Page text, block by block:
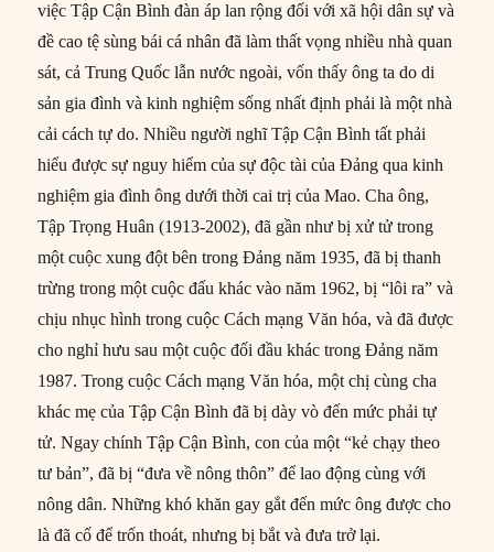
việc Tập Cận Bình đàn áp lan rộng đối với xã hội dân sự và
đề cao tệ sùng bái cá nhân đã làm thất vọng nhiều nhà quan
sát, cả Trung Quốc lẫn nước ngoài, vốn thấy ông ta do di
sản gia đình và kinh nghiệm sống nhất định phải là một nhà
cải cách tự do. Nhiều người nghĩ Tập Cận Bình tất phải
hiểu được sự nguy hiểm của sự độc tài của Đảng qua kinh
nghiệm gia đình ông dưới thời cai trị của Mao. Cha ông,
Tập Trọng Huân (1913-2002), đã gần như bị xử tử trong
một cuộc xung đột bên trong Đảng năm 1935, đã bị thanh
trừng trong một cuộc đấu khác vào năm 1962, bị “lôi ra” và
chịu nhục hình trong cuộc Cách mạng Văn hóa, và đã được
cho nghỉ hưu sau một cuộc đối đầu khác trong Đảng năm
1987. Trong cuộc Cách mạng Văn hóa, một chị cùng cha
khác mẹ của Tập Cận Bình đã bị dày vò đến mức phải tự
tử. Ngay chính Tập Cận Bình, con của một “kẻ chạy theo
tư bản”, đã bị “đưa về nông thôn” để lao động cùng với
nông dân. Những khó khăn gay gắt đến mức ông được cho
là đã cố để trốn thoát, nhưng bị bắt và đưa trở lại.